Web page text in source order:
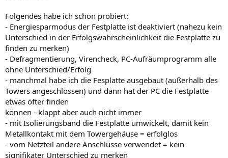
Folgendes habe ich schon probiert:
- Energiesparmodus der Festplatte ist deaktiviert (nahezu kein
Unterschied in der Erfolgswahrscheinlichkeit die Festplatte zu
finden zu merken)
- Defragmentierung, Virencheck, PC-Aufräumprogramm alle
ohne Unterschied/Erfolg
- manchmal habe ich die Fesplatte ausgebaut (außerhalb des
Towers angeschlossen) und dann hat der PC die Festplatte
etwas öfter finden
können - klappt aber auch nicht immer
- mit Isolierungsband die Festplatte umwickelt, damit kein
Metallkontakt mit dem Towergehäuse = erfolglos
- vom Netzteil andere Anschlüsse verwendet = kein
signifikater Unterschied zu merken